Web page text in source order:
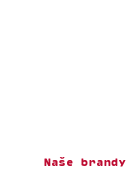
Naše brandy